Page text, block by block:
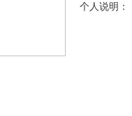
个人说明：